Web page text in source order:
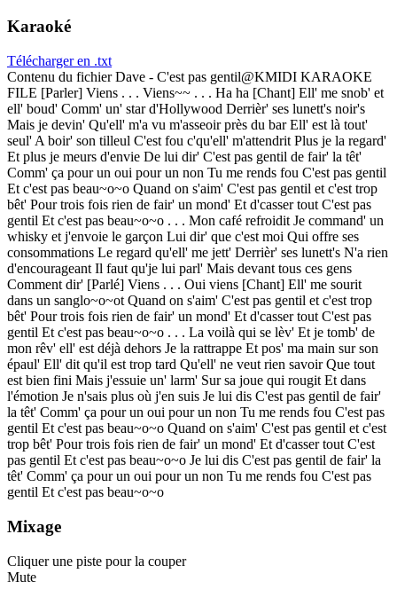
Karaoké
Télécharger en .txt
Contenu du fichier Dave - C'est pas gentil@KMIDI KARAOKE
FILE [Parler] Viens . . . Viens~~ . . . Ha ha [Chant] Ell' me snob' et
ell' boud' Comm' un' star d'Hollywood Derrièr' ses lunett's noir's
Mais je devin' Qu'ell' m'a vu m'asseoir près du bar Ell' est là tout'
seul' A boir' son tilleul C'est fou c'qu'ell' m'attendrit Plus je la regard'
Et plus je meurs d'envie De lui dir' C'est pas gentil de fair' la têt'
Comm' ça pour un oui pour un non Tu me rends fou C'est pas gentil
Et c'est pas beau~o~o Quand on s'aim' C'est pas gentil et c'est trop
bêt' Pour trois fois rien de fair' un mond' Et d'casser tout C'est pas
gentil Et c'est pas beau~o~o . . . Mon café refroidit Je command' un
whisky et j'envoie le garçon Lui dir' que c'est moi Qui offre ses
consommations Le regard qu'ell' me jett' Derrièr' ses lunett's N'a rien
d'encourageant Il faut qu'je lui parl' Mais devant tous ces gens
Comment dir' [Parlé] Viens . . . Oui viens [Chant] Ell' me sourit
dans un sanglo~o~ot Quand on s'aim' C'est pas gentil et c'est trop
bêt' Pour trois fois rien de fair' un mond' Et d'casser tout C'est pas
gentil Et c'est pas beau~o~o . . . La voilà qui se lèv' Et je tomb' de
mon rêv' ell' est déjà dehors Je la rattrappe Et pos' ma main sur son
épaul' Ell' dit qu'il est trop tard Qu'ell' ne veut rien savoir Que tout
est bien fini Mais j'essuie un' larm' Sur sa joue qui rougit Et dans
l'émotion Je n'sais plus où j'en suis Je lui dis C'est pas gentil de fair'
la têt' Comm' ça pour un oui pour un non Tu me rends fou C'est pas
gentil Et c'est pas beau~o~o Quand on s'aim' C'est pas gentil et c'est
trop bêt' Pour trois fois rien de fair' un mond' Et d'casser tout C'est
pas gentil Et c'est pas beau~o~o Je lui dis C'est pas gentil de fair' la
têt' Comm' ça pour un oui pour un non Tu me rends fou C'est pas
gentil Et c'est pas beau~o~o
Mixage
Cliquer une piste pour la couper
Mute